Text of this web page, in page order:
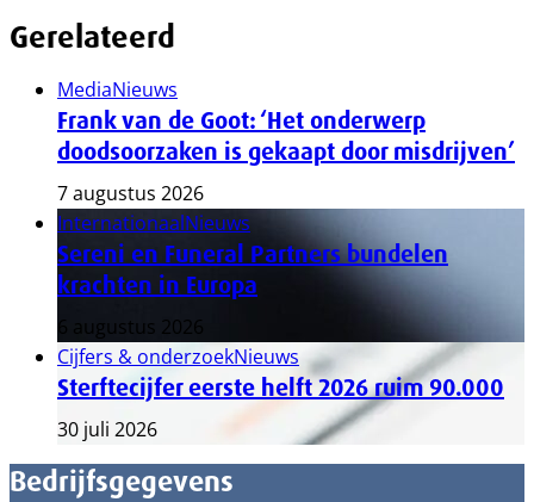
Gerelateerd
MediaNieuws
Frank van de Goot: ‘Het onderwerp
doodsoorzaken is gekaapt door misdrijven’
7 augustus 2026
InternationaalNieuws
Sereni en Funeral Partners bundelen
krachten in Europa
6 augustus 2026
Cijfers & onderzoekNieuws
Sterftecijfer eerste helft 2026 ruim 90.000
30 juli 2026
Bedrijfsgegevens